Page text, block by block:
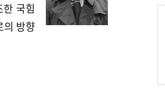
국힘
의 방향